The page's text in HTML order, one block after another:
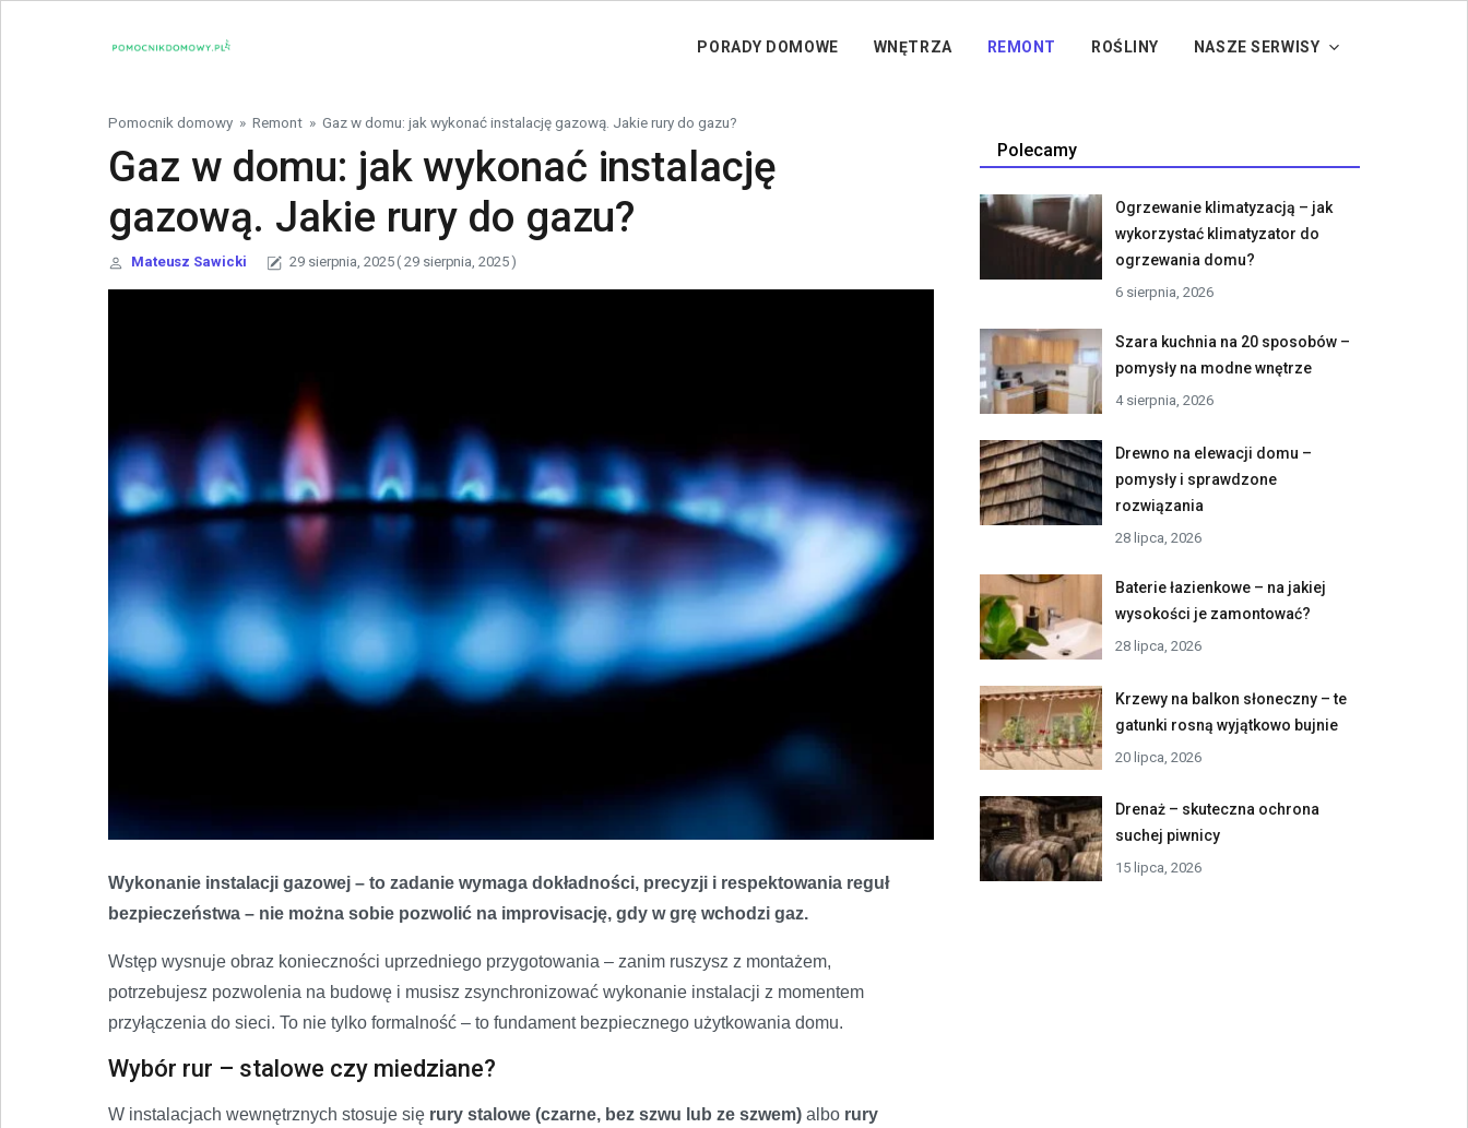
PORADY DOMOWE WNĘTRZA REMONT ROŚLINY NASZE SERWISY
Pomocnik domowy » Remont » Gaz w domu: jak wykonać instalację gazową. Jakie rury do gazu?
Gaz w domu: jak wykonać instalację
gazową. Jakie rury do gazu?
Mateusz Sawicki 29 sierpnia, 2025( 29 sierpnia, 2025 )
Wykonanie instalacji gazowej – to zadanie wymaga dokładności, precyzji i respektowania reguł
bezpieczeństwa – nie można sobie pozwolić na improvisację, gdy w grę wchodzi gaz.
Wstęp wysnuje obraz konieczności uprzedniego przygotowania – zanim ruszysz z montażem,
potrzebujesz pozwolenia na budowę i musisz zsynchronizować wykonanie instalacji z momentem
przyłączenia do sieci. To nie tylko formalność – to fundament bezpiecznego użytkowania domu.
Wybór rur – stalowe czy miedziane?
W instalacjach wewnętrznych stosuje się rury stalowe (czarne, bez szwu lub ze szwem) albo rury
Polecamy
Ogrzewanie klimatyzacją – jak
wykorzystać klimatyzator do
ogrzewania domu?
6 sierpnia, 2026
Szara kuchnia na 20 sposobów –
pomysły na modne wnętrze
4 sierpnia, 2026
Drewno na elewacji domu –
pomysły i sprawdzone
rozwiązania
28 lipca, 2026
Baterie łazienkowe – na jakiej
wysokości je zamontować?
28 lipca, 2026
Krzewy na balkon słoneczny – te
gatunki rosną wyjątkowo bujnie
20 lipca, 2026
Drenaż – skuteczna ochrona
suchej piwnicy
15 lipca, 2026